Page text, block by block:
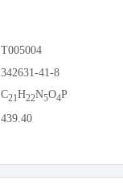
T005004
342631-41-8
C21H22N5O4P
439.40